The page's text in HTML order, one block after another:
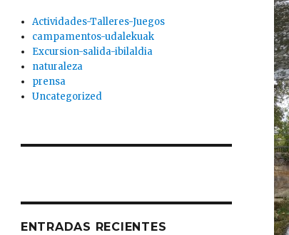
Actividades-Talleres-Juegos
campamentos-udalekuak
Excursion-salida-ibilaldia
naturaleza
prensa
Uncategorized
ENTRADAS RECIENTES